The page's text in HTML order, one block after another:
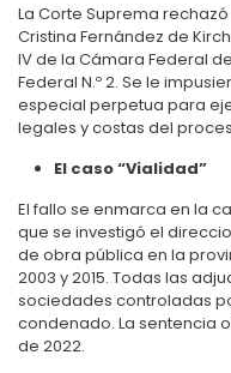
La Corte Suprema
Cristina Fernández de
IV de la Cámara Federal
Federal N.º 2. Se le
especial perpetua para
legales y costas del
El caso “Vialidad”
El fallo se enmarca en la
que se investigó el
de obra pública en la
2003 y 2015. Todas las
sociedades controladas
condenado. La sentencia
de 2022.